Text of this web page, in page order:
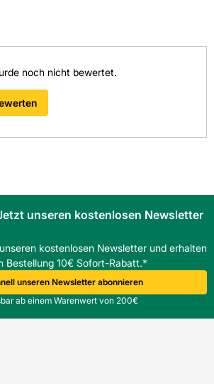
125 cm
50
Wir werden Ihre Anfrage
noch nicht bewertet.
unseren kostenlosen Newsletter
kostenlosen Newsletter und erhalten
Bestellung 10€ Sofort-Rabatt.*
unseren Newsletter abonnieren
ab einem Warenwert von 200€